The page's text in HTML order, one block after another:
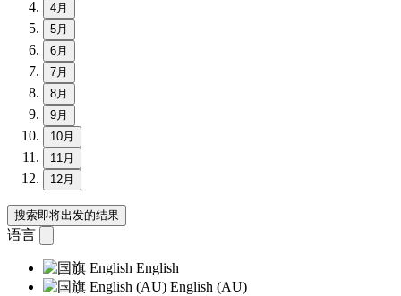
4月
5月
6月
7月
8月
9月
10月
11月
12月
搜索即将出发的结果
语言
English
English (AU)